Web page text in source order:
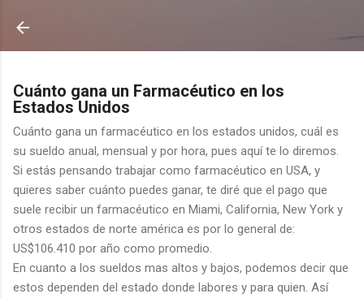
Cuánto gana un Farmacéutico en los
Estados Unidos
Cuánto gana un farmacéutico en los estados unidos, cuál es
su sueldo anual, mensual y por hora, pues aquí te lo diremos.
Si estás pensando trabajar como farmacéutico en USA, y
quieres saber cuánto puedes ganar, te diré que el pago que
suele recibir un farmacéutico en Miami, California, New York y
otros estados de norte américa es por lo general de:
US$106.410 por año como promedio.
En cuanto a los sueldos mas altos y bajos, podemos decir que
estos dependen del estado donde labores y para quien. Así